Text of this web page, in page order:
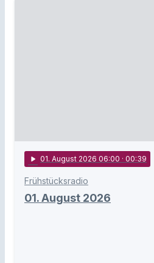
play_arrow 01. August 2026 06:00 · 00:39
Frühstücksradio
01. August 2026